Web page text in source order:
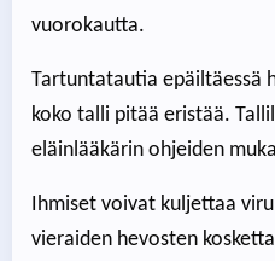
vuorokautta.
Tartuntatautia epäiltäessä
koko talli pitää eristää.
eläinlääkärin ohjeiden
Ihmiset voivat kuljettaa
vieraiden hevosten